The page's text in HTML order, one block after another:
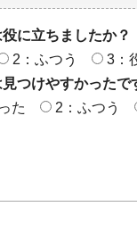
に立ちましたか？
2：ふつう
3：
つけやすかったで
た
2：ふつう